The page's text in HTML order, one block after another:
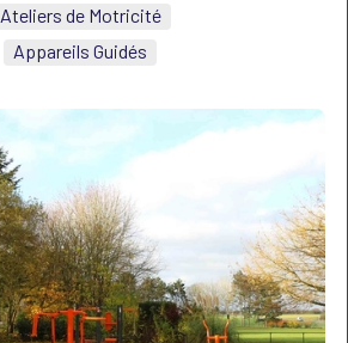
Ateliers de Motricité
Appareils Guidés